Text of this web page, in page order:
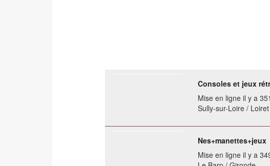
Consoles et jeux
Mise en ligne il y a
Sully-sur-Loire / Loiret
Nes+manettes+jeux
Mise en ligne il y a